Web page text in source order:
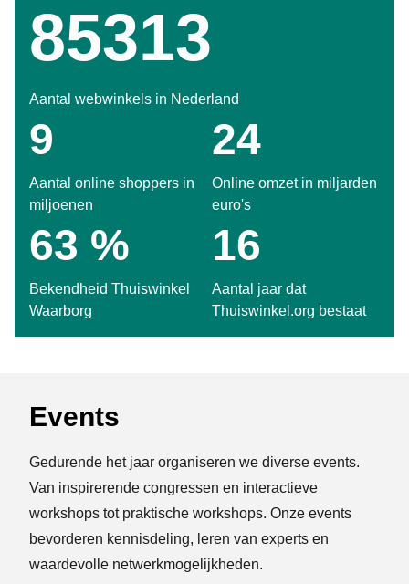
95385
Aantal webwinkels in Nederland
14
Aantal online shoppers in
miljoenen
35
Online omzet in miljarden
euro's
91 %
Bekendheid Thuiswinkel
Waarborg
24
Aantal jaar dat
Thuiswinkel.org bestaat
Events
Gedurende het jaar organiseren we diverse events.
Van inspirerende congressen en interactieve
workshops tot praktische workshops. Onze events
bevorderen kennisdeling, leren van experts en
waardevolle netwerkmogelijkheden.